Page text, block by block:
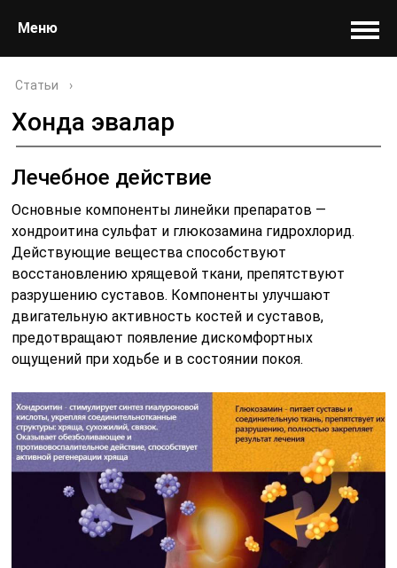
Меню
Статьи ›
Хонда эвалар
Лечебное действие
Основные компоненты линейки препаратов —
хондроитина сульфат и глюкозамина гидрохлорид.
Действующие вещества способствуют
восстановлению хрящевой ткани, препятствуют
разрушению суставов. Компоненты улучшают
двигательную активность костей и суставов,
предотвращают появление дискомфортных
ощущений при ходьбе и в состоянии покоя.